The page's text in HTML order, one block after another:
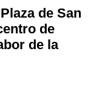
de San
de
de la